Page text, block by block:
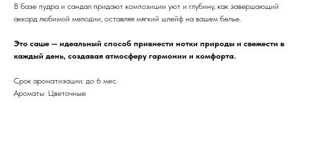
В базе пудра и сандал придают композиции уют и глубину, как завершающий
аккорд любимой мелодии, оставляя мягкий шлейф на вашем белье.
Это саше — идеальный способ привнести нотки природы и свежести в
каждый день, создавая атмосферу гармонии и комфорта.
Срок ароматизации: до 6 мес.
Ароматы: Цветочные